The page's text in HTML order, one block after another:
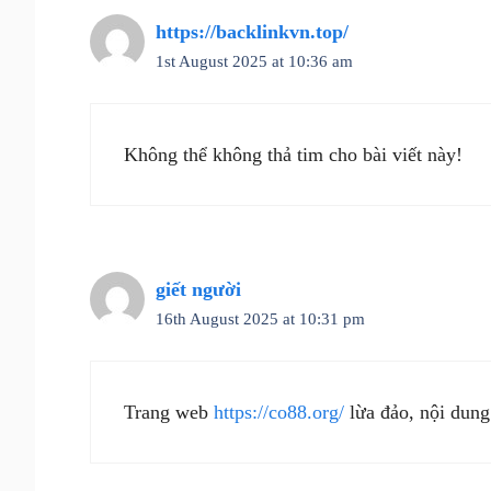
https://backlinkvn.top/
1st August 2025 at 10:36 am
Không thể không thả tim cho bài viết này!
giết người
16th August 2025 at 10:31 pm
Trang web https://co88.org/ lừa đảo, nội